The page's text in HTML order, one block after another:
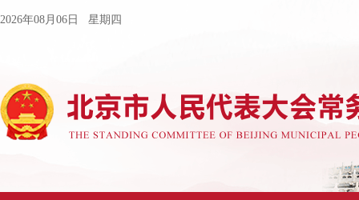
2026年08月06日 星期四